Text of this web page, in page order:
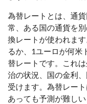
為替レートとは、通
常、ある国の通貨を
換レートが使われま
るか、1ユーロが何米
替レートです。これ
治の状況、国の金利
受けます。為替レー
あっても予測が難し